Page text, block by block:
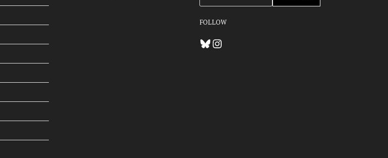
FOLLOW
BlueskyInstagram